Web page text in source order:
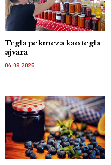
Tegla pekmeza kao tegla
ajvara
04.09.2025